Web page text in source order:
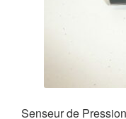
Senseur de